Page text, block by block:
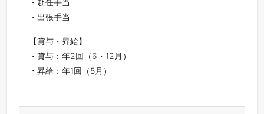
・赴任手当
・出張手当
【賞与・昇給】
・賞与：年2回（6・12月）
・昇給：年1回（5月）